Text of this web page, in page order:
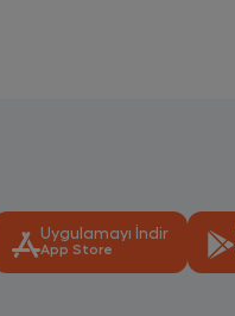
Uygulamayı İndir
App Store